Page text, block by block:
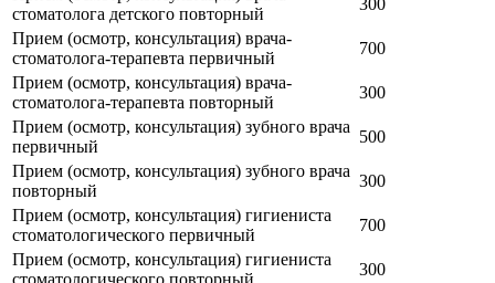
стоматолога детского повторный
300
Прием (осмотр, консультация) врача-
стоматолога-терапевта первичный
700
Прием (осмотр, консультация) врача-
стоматолога-терапевта повторный
300
Прием (осмотр, консультация) зубного врача
первичный
500
Прием (осмотр, консультация) зубного врача
повторный
300
Прием (осмотр, консультация) гигиениста
стоматологического первичный
700
Прием (осмотр, консультация) гигиениста
стоматологического повторный
300